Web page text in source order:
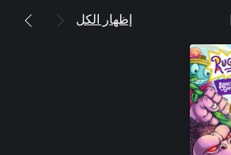
إظهار الكل